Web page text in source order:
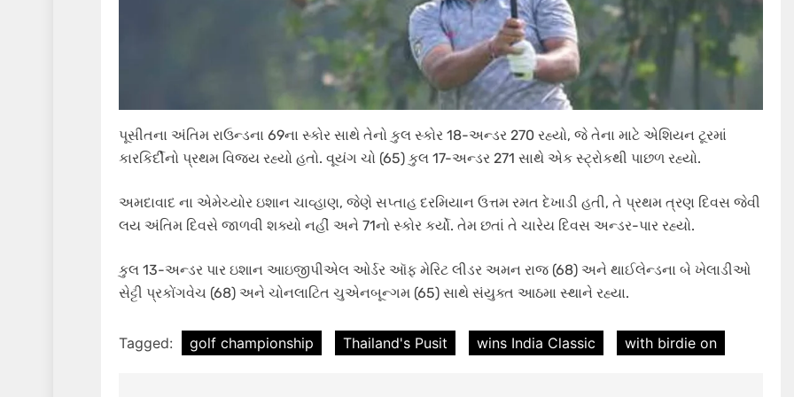
પૂસીતના અંતિમ રાઉન્ડના 69ના સ્કોર સાથે તેનો કુલ સ્કોર 18-અન્ડર 270 રહ્યો, જે તેના માટે એશિયન ટૂરમાં
કારકિર્દીનો પ્રથમ વિજય રહ્યો હતો. વૂયંગ ચો (65) કુલ 17-અન્ડર 271 સાથે એક સ્ટ્રોકથી પાછળ રહ્યો.
અમદાવાદ ના એમેચ્યોર ઇશાન ચાવ્હાણ, જેણે સપ્તાહ દરમિયાન ઉત્તમ રમત દેખાડી હતી, તે પ્રથમ ત્રણ દિવસ જેવી
લય અંતિમ દિવસે જાળવી શક્યો નહીં અને 71નો સ્કોર કર્યો. તેમ છતાં તે ચારેય દિવસ અન્ડર-પાર રહ્યો.
કુલ 13-અન્ડર પાર ઇશાન આઇજીપીએલ ઓર્ડર ઑફ મેરિટ લીડર અમન રાજ (68) અને થાઈલેન્ડના બે ખેલાડીઓ
સેટ્ટી પ્રકોંગવેચ (68) અને ચોનલાટિત ચુએનબૂન્ગમ (65) સાથે સંયુક્ત આઠમા સ્થાને રહ્યા.
Tagged: golf championship Thailand's Pusit wins India Classic with birdie on